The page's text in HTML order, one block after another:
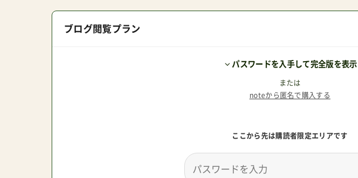
ブログ閲覧プラン
パスワードを入手して完全版を表示
または
noteから匿名で購入する
ここから先は購読者限定エリアです